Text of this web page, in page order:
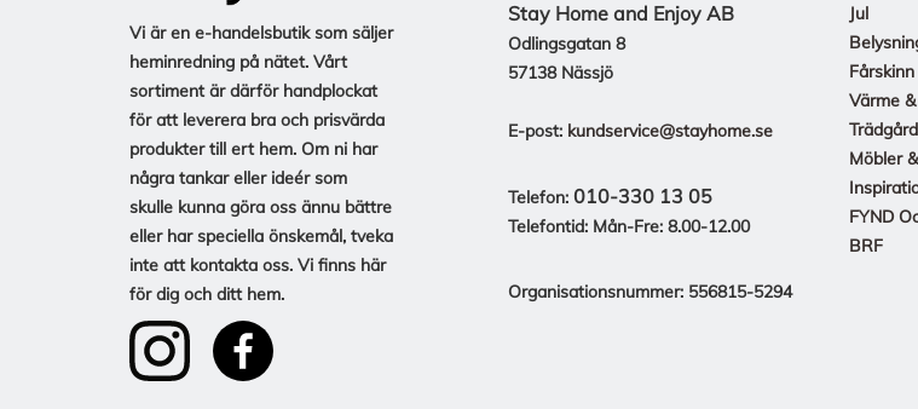
Vi är en e-handelsbutik som säljer
heminredning på nätet. Vårt
sortiment är därför handplockat
för att leverera bra och prisvärda
produkter till ert hem. Om ni har
några tankar eller ideér som
skulle kunna göra oss ännu bättre
eller har speciella önskemål, tveka
inte att kontakta oss. Vi finns här
för dig och ditt hem.
Stay Home and Enjoy AB
Odlingsgatan 8
57138 Nässjö
E-post: kundservice@stayhome.se
Telefon: 010-330 13 05
Telefontid: Mån-Fre: 8.00-12.00
Organisationsnummer: 556815-5294
Jul
Fårskinn
Värme
Möbler
FYND
BRF